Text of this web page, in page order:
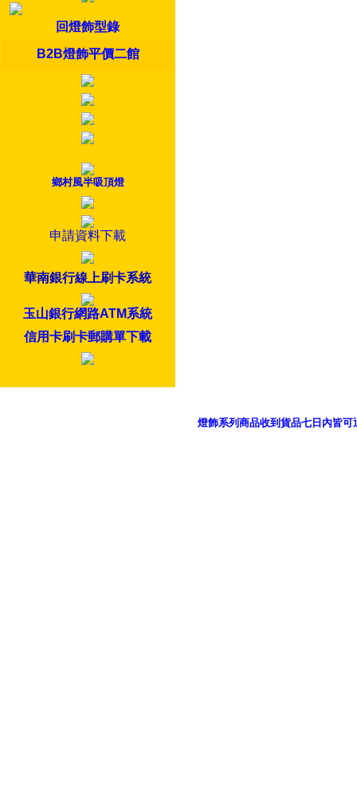
回燈飾型錄
B2B燈飾平價二館
鄉村風半吸頂燈
申請資料下載
華南銀行線上刷卡系統
玉山銀行網路ATM系統
信用卡刷卡郵購單下載
燈飾系列商品收到貨品七日內皆